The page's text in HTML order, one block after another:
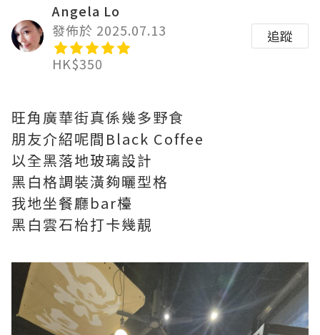
Angela Lo
發佈於 2025.07.13
HK$350
追蹤
旺角廣華街真係幾多野食
朋友介紹呢間Black Coffee
以全黑落地玻璃設計
黑白格調裝潢夠曬型格
我地坐餐廳bar檯
黑白雲石枱打卡幾靚